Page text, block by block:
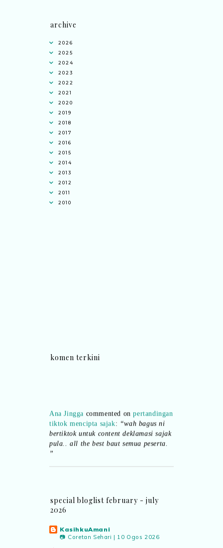
archive
2026
2025
2024
2023
2022
2021
2020
2019
2018
2017
2016
2015
2014
2013
2012
2011
2010
komen terkini
tiktok mencipta sajak:“wah bagus ni
bertiktok untuk content deklamasi sajak
pula.. all the best baut semua peserta.
”
aktiviti interaktif program. Inovasi AI
dan teknologi digital terbaik!”
Syaz Rahimcommented on
special bloglist february - july
2026
KasihkuAmani
📷 Coretan Sehari | 10 Ogos 2026